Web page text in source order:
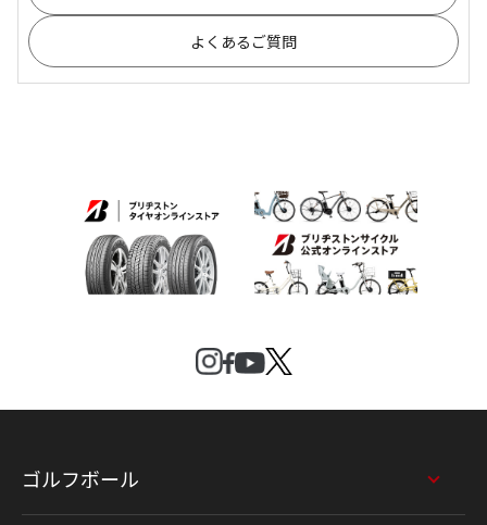
よくあるご質問
ゴルフボール